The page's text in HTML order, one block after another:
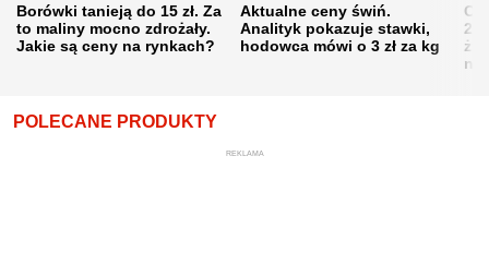
Borówki tanieją do 15 zł. Za
to maliny mocno zdrożały.
Jakie są ceny na rynkach?
Aktualne ceny świń.
Analityk pokazuje stawki,
hodowca mówi o 3 zł za kg
POLECANE PRODUKTY
REKLAMA